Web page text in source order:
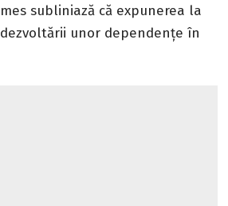
subliniază că expunerea la
unor dependențe în